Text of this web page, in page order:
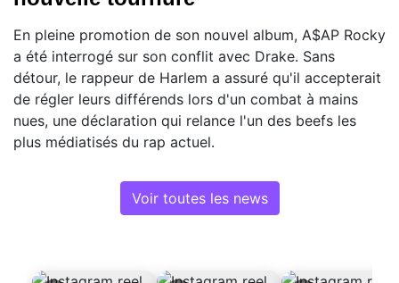
En pleine promotion de son nouvel album, A$AP Rocky
a été interrogé sur son conflit avec Drake. Sans
détour, le rappeur de Harlem a assuré qu'il accepterait
de régler leurs différends lors d'un combat à mains
nues, une déclaration qui relance l'un des beefs les
plus médiatisés du rap actuel.
Voir toutes les news